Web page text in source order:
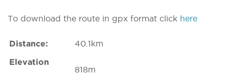
To download the route in gpx format click here
Distance:
40.1km
Elevation
818m